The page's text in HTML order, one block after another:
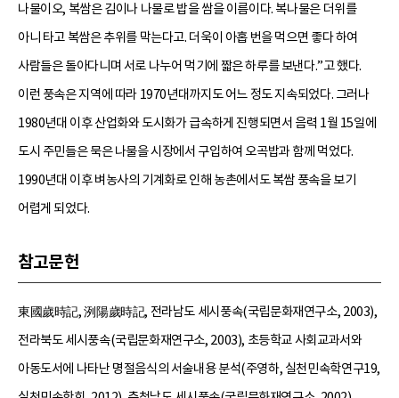
나물이오, 복쌈은 김이나 나물로 밥을 쌈을 이름이다. 복나물은 더위를
아니 타고 복쌈은 추위를 막는다고. 더욱이 아홉 번을 먹으면 좋다 하여
사람들은 돌아다니며 서로 나누어 먹기에 짧은 하루를 보낸다.”고 했다.
이런 풍속은 지역에 따라 1970년대까지도 어느 정도 지속되었다. 그러나
1980년대 이후 산업화와 도시화가 급속하게 진행되면서 음력 1월 15일에
도시 주민들은 묵은 나물을 시장에서 구입하여 오곡밥과 함께 먹었다.
1990년대 이후 벼농사의 기계화로 인해 농촌에서도 복쌈 풍속을 보기
어렵게 되었다.
참고문헌
東國歲時記, 洌陽歲時記, 전라남도 세시풍속(국립문화재연구소, 2003),
전라북도 세시풍속(국립문화재연구소, 2003), 초등학교 사회교과서와
아동도서에 나타난 명절음식의 서술내용 분석(주영하, 실천민속학연구19,